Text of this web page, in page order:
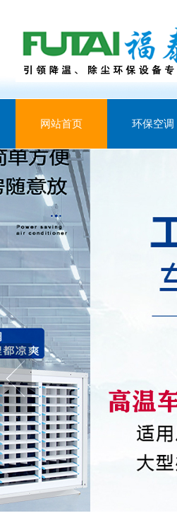
网站首页 环保空调